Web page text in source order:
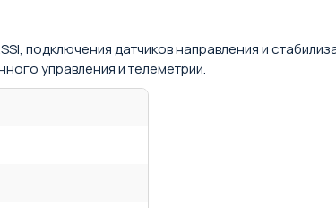
подключения датчиков направления и
управления и телеметрии.